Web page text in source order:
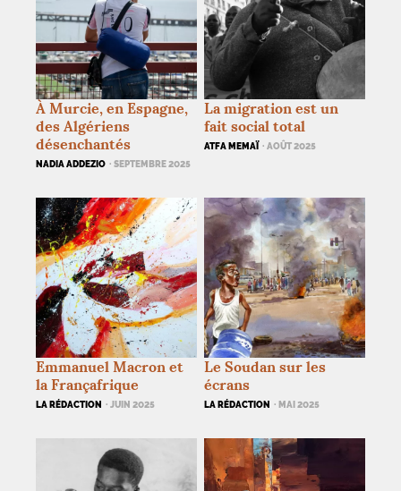
À Murcie, en Espagne,
des Algériens
désenchantés
NADIA ADDEZIO · SEPTEMBRE 2025
La migration est un
fait social total
ATFA MEMAÏ · AOÛT 2025
Emmanuel Macron et
la Françafrique
LA RÉDACTION · JUIN 2025
Le Soudan sur les
écrans
LA RÉDACTION · MAI 2025